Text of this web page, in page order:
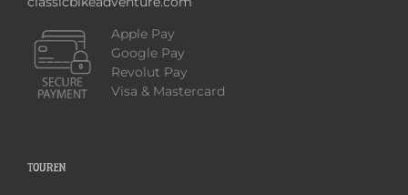
Apple Pay
Google Pay
Revolut Pay
Visa & Mastercard
TOUREN